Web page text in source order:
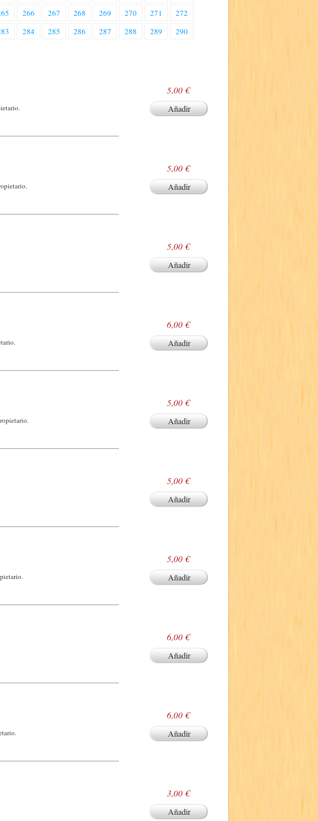
266 267 268 269 270 271
272
284 285 286 287 288 289
290
5,00 €
Añadir
5,00 €
Añadir
5,00 €
Añadir
6,00 €
Añadir
5,00 €
Añadir
5,00 €
Añadir
5,00 €
Añadir
6,00 €
Añadir
6,00 €
Añadir
3,00 €
Añadir